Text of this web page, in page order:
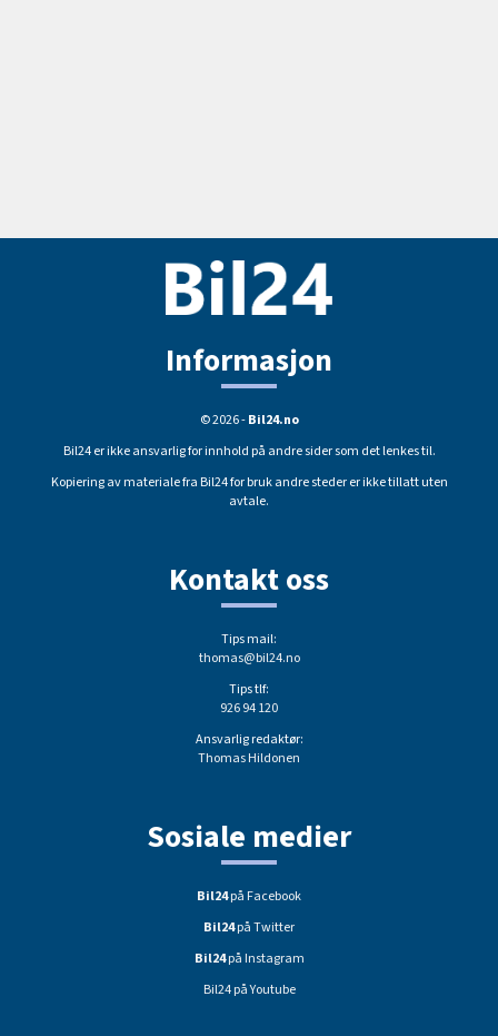
Informasjon
© 2026 -Bil24.no
Bil24 er ikke ansvarlig for innhold på andre sider som det lenkes til.
Kopiering av materiale fra Bil24 for bruk andre steder er ikke tillatt uten
avtale.
Kontakt oss
Tips mail:
thomas@bil24.no
Tips tlf:
926 94 120
Ansvarlig redaktør:
Thomas Hildonen
Sosiale medier
Bil24på Facebook
Bil24på Twitter
Bil24på Instagram
Bil24 på Youtube